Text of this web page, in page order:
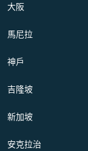
大阪
馬尼拉
神戶
吉隆坡
新加坡
安克拉治